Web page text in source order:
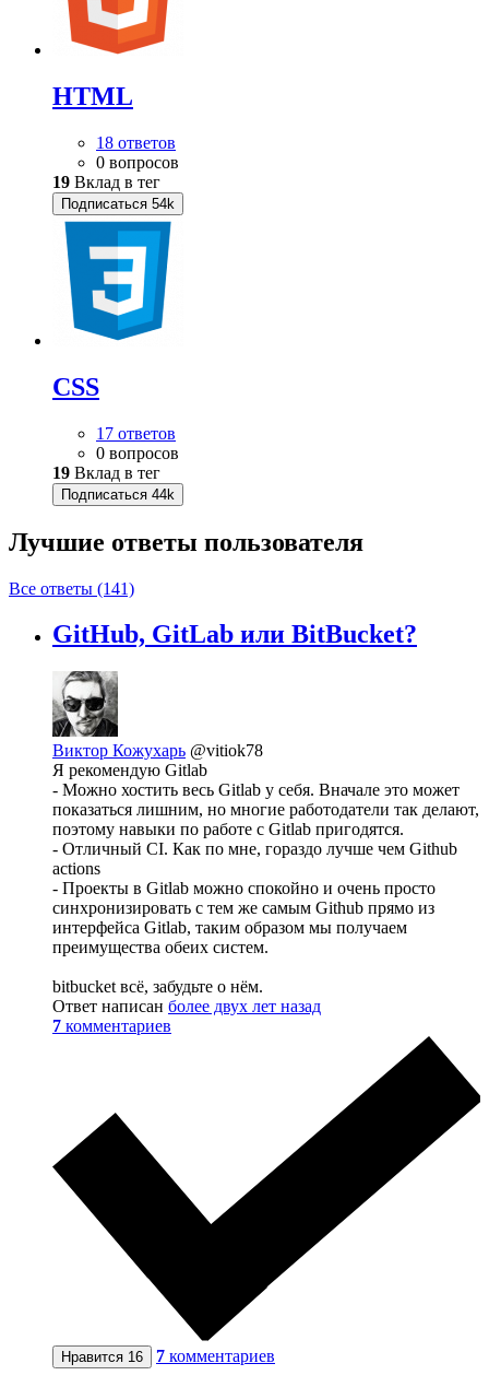
HTML
18 ответов
0 вопросов
19 Вклад в тег
Подписаться 54k
CSS
17 ответов
0 вопросов
19 Вклад в тег
Подписаться 44k
Лучшие ответы пользователя
Все ответы (141)
GitHub, GitLab или BitBucket?
Виктор Кожухарь @vitiok78
Я рекомендую Gitlab
- Можно хостить весь Gitlab у себя. Вначале это может
показаться лишним, но многие работодатели так делают,
поэтому навыки по работе с Gitlab пригодятся.
- Отличный CI. Как по мне, гораздо лучше чем Github
actions
- Проекты в Gitlab можно спокойно и очень просто
синхронизировать с тем же самым Github прямо из
интерфейса Gitlab, таким образом мы получаем
преимущества обеих систем.
bitbucket всё, забудьте о нём.
Ответ написан более двух лет назад
7 комментариев
Нравится 16 7 комментариев